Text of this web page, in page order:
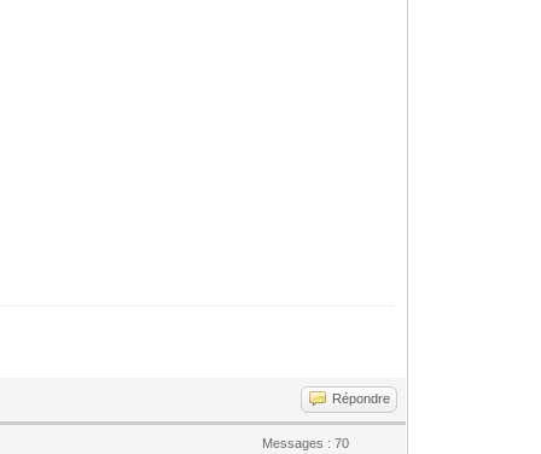
Répondre
Messages : 70